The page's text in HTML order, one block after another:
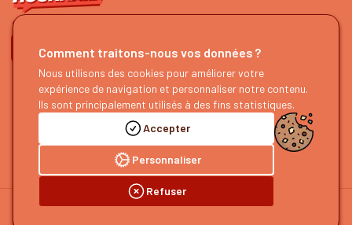
ON SE SUIT ?
HOURRAIL !
À propos
Devenir partenaire
Nous faire un retour
EXPLORER
Recherche d'itinéraires
Nos guides
Notre blog
Notre podcast
Accepter
Personnaliser
Refuser
Comment traitons-nous vos données ?
Nous utilisons des cookies pour améliorer votre
expérience de navigation et personnaliser notre contenu.
Ils sont principalement utilisés à des fins statistiques.